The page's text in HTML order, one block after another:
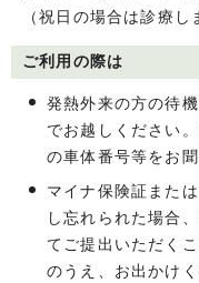
（祝日の場合は診療し
ご利用の際は
発熱外来の方の待
でお越しください
の車体番号等をお聞
マイナ保険証また
し忘れられた場合
てご提出いただく
のうえ、お出かけく